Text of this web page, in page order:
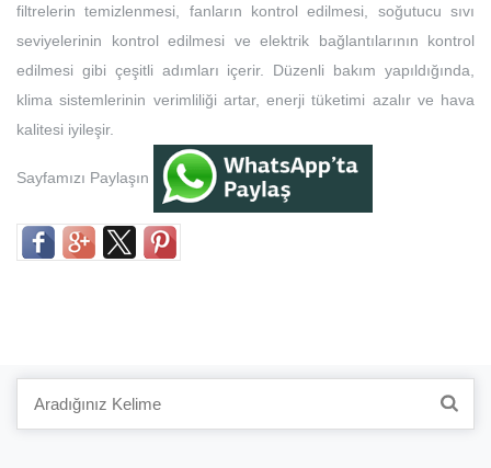
filtrelerin temizlenmesi, fanların kontrol edilmesi, soğutucu sıvı
seviyelerinin kontrol edilmesi ve elektrik bağlantılarının kontrol
edilmesi gibi çeşitli adımları içerir. Düzenli bakım yapıldığında,
klima sistemlerinin verimliliği artar, enerji tüketimi azalır ve hava
kalitesi iyileşir.
Sayfamızı Paylaşın